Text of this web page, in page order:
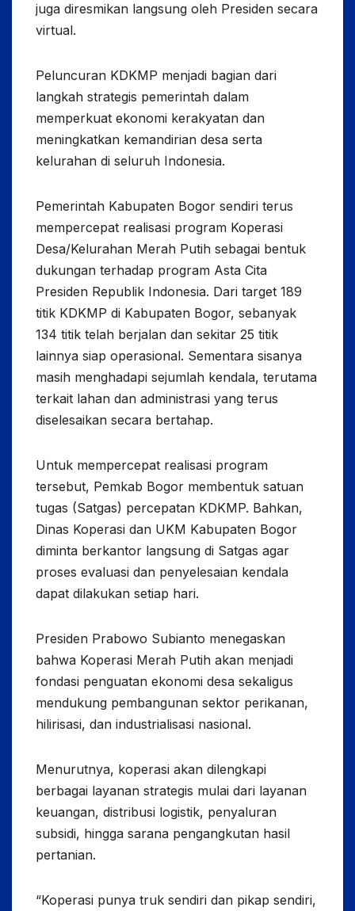
juga diresmikan langsung oleh Presiden secara
virtual.
Peluncuran KDKMP menjadi bagian dari
langkah strategis pemerintah dalam
memperkuat ekonomi kerakyatan dan
meningkatkan kemandirian desa serta
kelurahan di seluruh Indonesia.
Pemerintah Kabupaten Bogor sendiri terus
mempercepat realisasi program Koperasi
Desa/Kelurahan Merah Putih sebagai bentuk
dukungan terhadap program Asta Cita
Presiden Republik Indonesia. Dari target 189
titik KDKMP di Kabupaten Bogor, sebanyak
134 titik telah berjalan dan sekitar 25 titik
lainnya siap operasional. Sementara sisanya
masih menghadapi sejumlah kendala, terutama
terkait lahan dan administrasi yang terus
diselesaikan secara bertahap.
Untuk mempercepat realisasi program
tersebut, Pemkab Bogor membentuk satuan
tugas (Satgas) percepatan KDKMP. Bahkan,
Dinas Koperasi dan UKM Kabupaten Bogor
diminta berkantor langsung di Satgas agar
proses evaluasi dan penyelesaian kendala
dapat dilakukan setiap hari.
Presiden Prabowo Subianto menegaskan
bahwa Koperasi Merah Putih akan menjadi
fondasi penguatan ekonomi desa sekaligus
mendukung pembangunan sektor perikanan,
hilirisasi, dan industrialisasi nasional.
Menurutnya, koperasi akan dilengkapi
berbagai layanan strategis mulai dari layanan
keuangan, distribusi logistik, penyaluran
subsidi, hingga sarana pengangkutan hasil
pertanian.
“Koperasi punya truk sendiri dan pikap sendiri,